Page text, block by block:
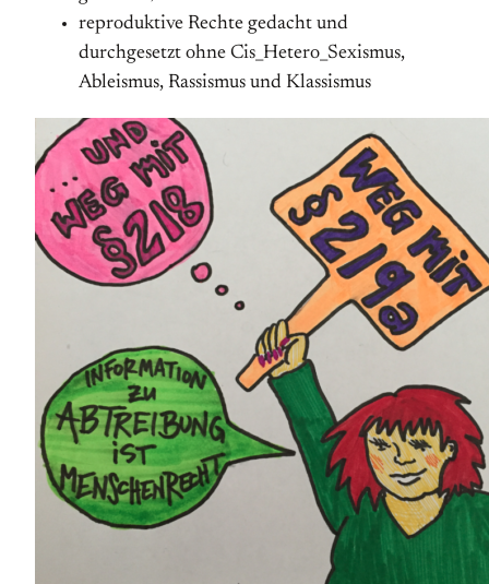
reproduktive Rechte gedacht und
durchgesetzt ohne Cis_Hetero_Sexismus,
Ableismus, Rassismus und Klassismus